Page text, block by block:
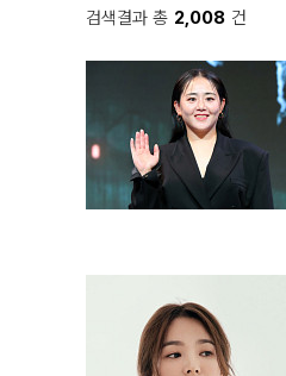
검색결과 총 2,008 건